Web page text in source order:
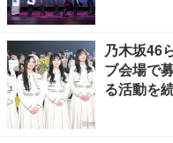
乃木坂46
ブ会場で
る活動を